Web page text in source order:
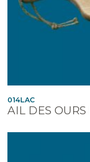
014LAC
AIL DES